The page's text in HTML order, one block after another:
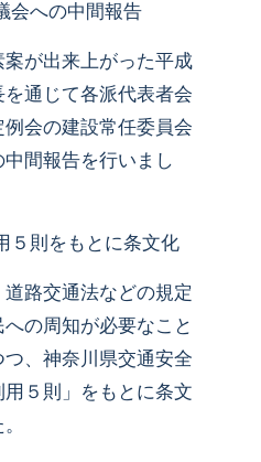
会への中間報告
が出来上がった平成
通じて各派代表者会
会の建設常任委員会
間報告を行いまし
５則をもとに条文化
路交通法などの規定
の周知が必要なこと
、神奈川県交通安全
５則」をもとに条文